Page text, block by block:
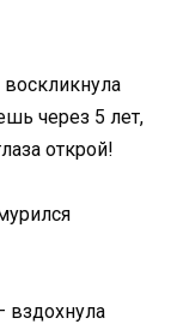
через 5 лет,
открой!
вздохнула